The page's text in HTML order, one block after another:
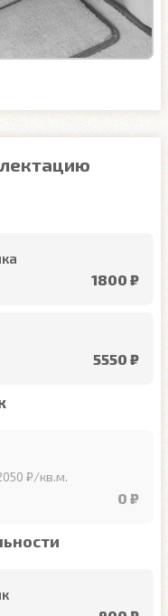
1800 ₽
5550 ₽
₽/кв.м.
0 ₽